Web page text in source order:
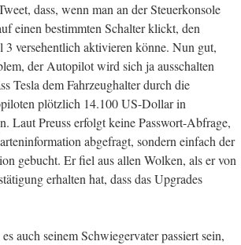
dass, wenn man an der Steuerkonsole
einen bestimmten Schalter klickt, den
versehentlich aktivieren könne. Nun gut,
der Autopilot wird sich ja ausschalten
Tesla dem Fahrzeughalter durch die
plötzlich 14.100 US-Dollar in
Laut Preuss erfolgt keine Passwort-Abfrage,
abgefragt, sondern einfach der
gebucht. Er fiel aus allen Wolken, als er von
erhalten hat, dass das Upgrades
auch seinem Schwiegervater passiert sein,